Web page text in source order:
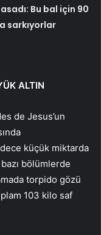
Bu bal için 90
sarkıyorlar
ALTIN
de Jesus’un
küçük miktarda
bölümlerde
torpido gözü
103 kilo saf